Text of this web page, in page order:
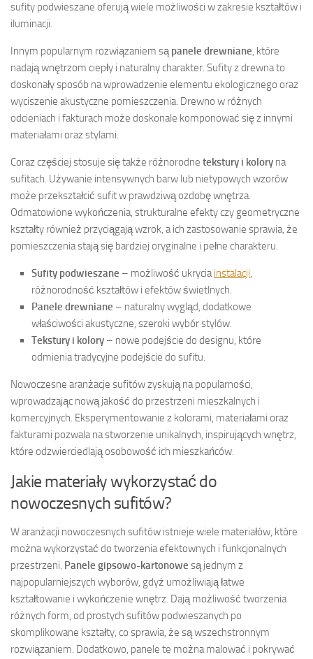
sufity podwieszane oferują wiele możliwości w zakresie kształtów i
iluminacji.
Innym popularnym rozwiązaniem sąpanele drewniane, które
nadają wnętrzom ciepły i naturalny charakter. Sufity z drewna to
doskonały sposób na wprowadzenie elementu ekologicznego oraz
wyciszenie akustyczne pomieszczenia. Drewno w różnych
odcieniach i fakturach może doskonale komponować się z innymi
materiałami oraz stylami.
Coraz częściej stosuje się także różnorodne tekstury i kolory na
sufitach. Używanie intensywnych barw lub nietypowych wzorów
może przekształcić sufit w prawdziwą ozdobę wnętrza.
Odmatowione wykończenia, strukturalne efekty czy geometryczne
kształty również przyciągają wzrok, a ich zastosowanie sprawia, że
pomieszczenia stają się bardziej oryginalne i pełne charakteru.
Sufity podwieszane – możliwość ukryciainstalacji,
różnorodność kształtów i efektów świetlnych.
Panele drewniane – naturalny wygląd, dodatkowe
właściwości akustyczne, szeroki wybór stylów.
Tekstury i kolory – nowe podejście do designu, które
odmienia tradycyjne podejście do sufitu.
Nowoczesne aranżacje sufitów zyskują na popularności,
wprowadzając nową jakość do przestrzeni mieszkalnych i
komercyjnych. Eksperymentowanie z kolorami, materiałami oraz
fakturami pozwala na stworzenie unikalnych, inspirujących wnętrz,
które odzwierciedlają osobowość ich mieszkańców.
Jakie materiały wykorzystać do
nowoczesnych sufitów?
W aranżacji nowoczesnych sufitów istnieje wiele materiałów, które
można wykorzystać do tworzenia efektownych i funkcjonalnych
przestrzeni. Panele gipsowo-kartonowe są jednym z
najpopularniejszych wyborów, gdyż umożliwiają łatwe
kształtowanie i wykończenie wnętrz. Dają możliwość tworzenia
różnych form, od prostych sufitów podwieszanych po
skomplikowane kształty, co sprawia, że są wszechstronnym
rozwiązaniem. Dodatkowo, panele te można malować i pokrywać